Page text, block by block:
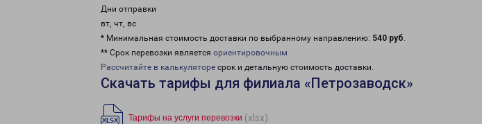
Дни отправки
вт, чт, вс
* Минимальная стоимость доставки по выбранному направлению: 540 руб.
** Срок перевозки является ориентировочным
Рассчитайте в калькуляторе срок и детальную стоимость доставки.
Скачать тарифы для филиала «Петрозаводск»
Тарифы на услуги перевозки (xlsx)